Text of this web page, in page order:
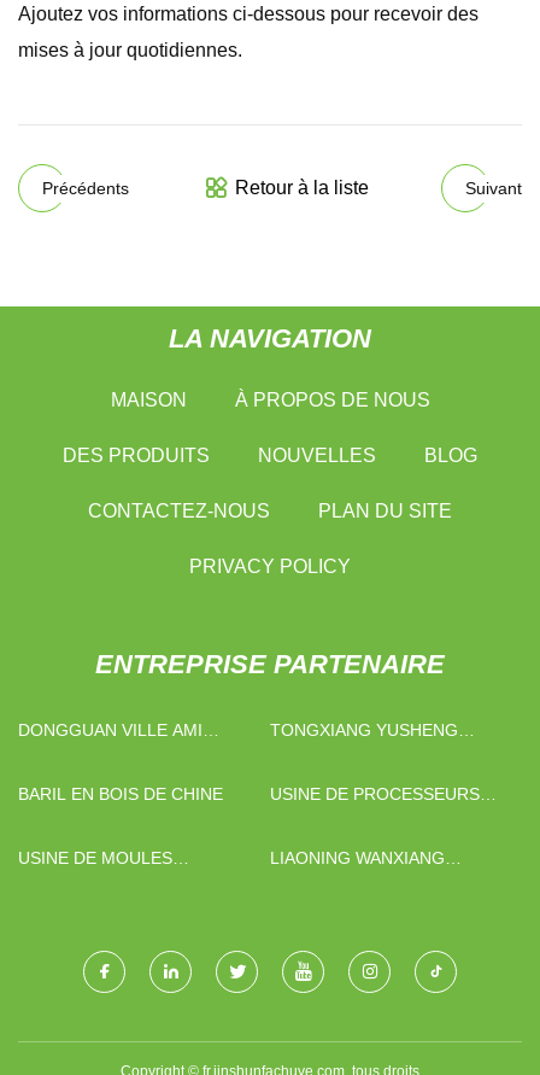
Ajoutez vos informations ci-dessous pour recevoir des
mises à jour quotidiennes.
Précédents Retour à la liste Suivant
LA NAVIGATION
MAISON À PROPOS DE NOUS
DES PRODUITS NOUVELLES BLOG
CONTACTEZ-NOUS PLAN DU SITE
PRIVACY POLICY
ENTREPRISE PARTENAIRE
DONGGUAN VILLE AMI
TONGXIANG YUSHENG
BARIL EN BOIS DE CHINE
USINE DE PROCESSEURS
USINE DE MOULES
LIAONING WANXIANG
Copyright © fr.jinshunfachuye.com, tous droits